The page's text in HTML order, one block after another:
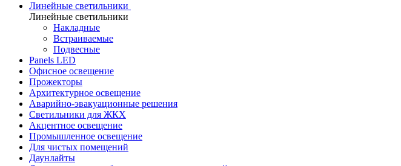
Линейные светильники
Линейные светильники
Накладные
Встраиваемые
Подвесные
Panels LED
Офисное освещение
Прожекторы
Архитектурное освещение
Аварийно-эвакуационные решения
Светильники для ЖКХ
Акцентное освещение
Промышленное освещение
Для чистых помещений
Даунлайты